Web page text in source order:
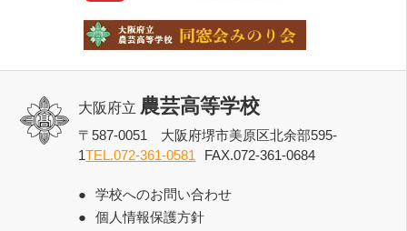
大阪府立 農芸高等学校
〒587-0051 大阪府堺市美原区北余部595-
1TEL.072-361-0581 FAX.072-361-0684
学校へのお問い合わせ
個人情報保護方針